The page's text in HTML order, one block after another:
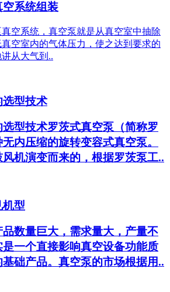
系统组装
系统，真空泵就是从真空室中抽除
空室内的气体压力，使之达到要求的
从大气到..
选型技术
型技术罗茨式真空泵（简称罗
内压缩的旋转变容式真空泵。
机演变而来的，根据罗茨泵工..
机型
量巨大，需求量大，产量不
一个直接影响真空设备功能质
础产品。真空泵的市场根据用..